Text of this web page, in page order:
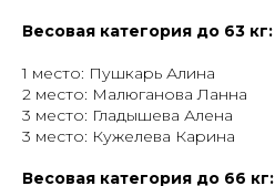
Весовая категория до 63 кг:
1 место: Пушкарь Алина
2 место: Малюганова Ланна
3 место: Гладышева Алена
3 место: Кужелева Карина
Весовая категория до 66 кг: